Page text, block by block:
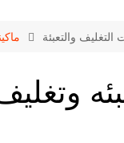
التغليف والتعبئة